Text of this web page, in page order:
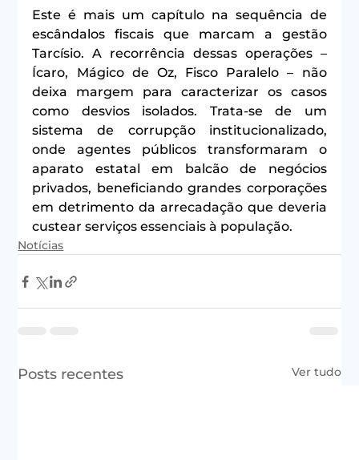
Este é mais um capítulo na sequência de
escândalos fiscais que marcam a gestão
Tarcísio. A recorrência dessas operações –
Ícaro, Mágico de Oz, Fisco Paralelo – não
deixa margem para caracterizar os casos
como desvios isolados. Trata-se de um
sistema de corrupção institucionalizado,
onde agentes públicos transformaram o
aparato estatal em balcão de negócios
privados, beneficiando grandes corporações
em detrimento da arrecadação que deveria
custear serviços essenciais à população.
Notícias
Posts recentes Ver tudo